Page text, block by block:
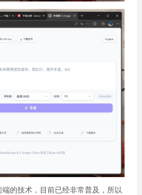
的技术，目前已经非常普及，所以